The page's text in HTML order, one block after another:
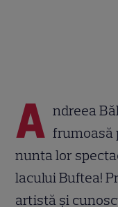
A ndreea
frumoasă
nunta lor
lacului Buftea!
artistă și